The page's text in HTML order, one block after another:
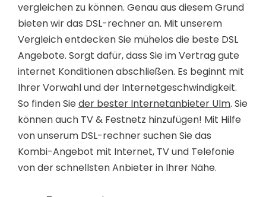
vergleichen zu können. Genau aus diesem Grund
bieten wir das DSL-rechner an. Mit unserem
Vergleich entdecken Sie mühelos die beste DSL
Angebote. Sorgt dafür, dass Sie im Vertrag gute
internet Konditionen abschließen. Es beginnt mit
Ihrer Vorwahl und der Internetgeschwindigkeit.
So finden Sieder bester Internetanbieter Ulm. Sie
können auch TV & Festnetz hinzufügen! Mit Hilfe
von unserum DSL-rechner suchen Sie das
Kombi-Angebot mit Internet, TV und Telefonie
von der schnellsten Anbieter in Ihrer Nähe.